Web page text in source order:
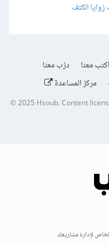
اكتب معنا
درّب معنا
مركز المساعدة
© 2025 Hsoub.Content